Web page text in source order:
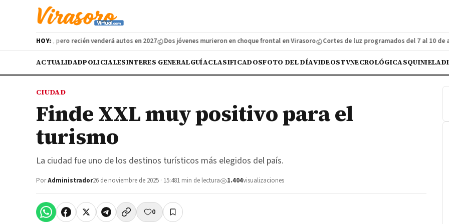
HOY:
Argentina, pero recién venderá autos en 2027 Dos jóvenes murieron en choque frontal en Virasoro Cortes de luz programados del 7 al 10 de
ACTUALIDADPOLICIALESINTERES GENERALGUÍACLASIFICADOSFOTO DEL DÍAVIDEOSTVNECROLÓGICASQUINIELA
CIUDAD
Finde XXL muy positivo para el
turismo
La ciudad fue uno de los destinos turísticos más elegidos del país.
PorAdministrador26 de noviembre de 2025 · 15:481 min de lectura 1.404visualizaciones
0